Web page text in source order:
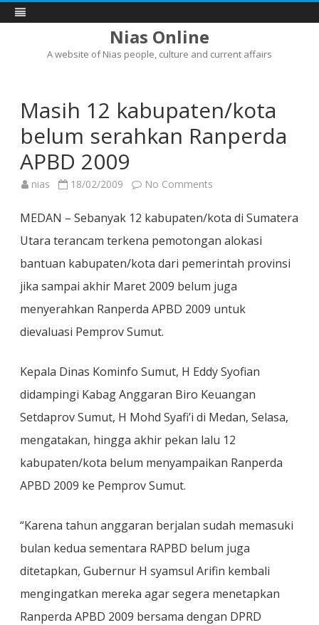
Nias Online
A website of Nias people, culture and current affairs
Masih 12 kabupaten/kota
belum serahkan Ranperda
APBD 2009
nias 18/02/2009 No Comments
kabupaten/kota
belum
serahkan
Ranperda
2009
MEDAN – Sebanyak 12 kabupaten/kota di Sumatera
Utara terancam terkena pemotongan alokasi
bantuan kabupaten/kota dari pemerintah provinsi
jika sampai akhir Maret 2009 belum juga
menyerahkan Ranperda APBD 2009 untuk
dievaluasi Pemprov Sumut.
Kepala Dinas Kominfo Sumut, H Eddy Syofian
didampingi Kabag Anggaran Biro Keuangan
Setdaprov Sumut, H Mohd Syafi’i di Medan, Selasa,
mengatakan, hingga akhir pekan lalu 12
kabupaten/kota belum menyampaikan Ranperda
APBD 2009 ke Pemprov Sumut.
“Karena tahun anggaran berjalan sudah memasuki
bulan kedua sementara RAPBD belum juga
ditetapkan, Gubernur H syamsul Arifin kembali
mengingatkan mereka agar segera menetapkan
Ranperda APBD 2009 bersama dengan DPRD